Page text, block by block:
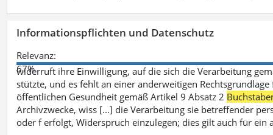
Informationspflichten und Datenschutz
Relevanz:
67%
widerruft ihre Einwilligung, auf die sich die Verarbeitung
stützte, und es fehlt an einer anderweitigen
öffentlichen Gesundheit gemäß Artikel 9 Absatz 2
Archivzwecke, wiss [...] die Verarbeitung sie betreffender
oder f erfolgt, Widerspruch einzulegen; dies gilt auch für ein